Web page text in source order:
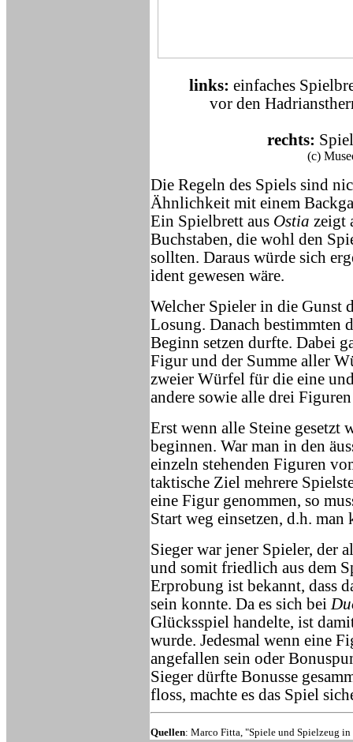
links: einfaches
vor den
rechts:
(c)
Die Regeln des Spiels sind
Ähnlichkeit mit einem
Ein Spielbrett aus Ostia zeigt
Buchstaben, die wohl den
sollten. Daraus würde sich
ident gewesen wäre.
Welcher Spieler in die Gunst
Losung. Danach bestimmten
Beginn setzen durfte. Dabei
Figur und der Summe aller
zweier Würfel für die eine
andere sowie alle drei
Erst wenn alle Steine gesetzt
beginnen. War man in den
einzeln stehenden Figuren
taktische Ziel mehrere
eine Figur genommen, so
Start weg einsetzen, d.h.
Sieger war jener Spieler, der
und somit friedlich aus dem
Erprobung ist bekannt, dass
sein konnte. Da es sich bei
Glücksspiel handelte, ist
wurde. Jedesmal wenn eine
angefallen sein oder
Sieger dürfte Bonusse
floss, machte es das Spiel
Quellen: Marco Fitta, "Spiele und Spielzeug